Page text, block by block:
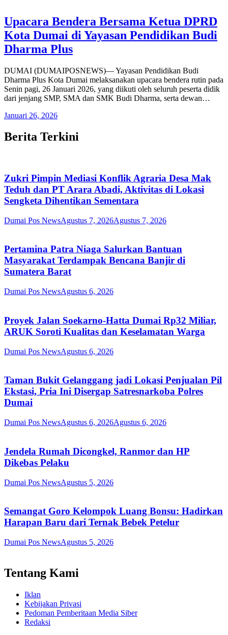
Upacara Bendera Bersama Ketua DPRD
Kota Dumai di Yayasan Pendidikan Budi
Dharma Plus
DUMAI (DUMAIPOSNEWS)— Yayasan Pendidikan Budi
Dharma Plus Kota Dumai melaksanakan upacara bendera rutin pada
Senin pagi, 26 Januari 2026, yang diikuti oleh seluruh peserta didik
dari jenjang SMP, SMA dan SMK Budi Dharma, serta dewan…
Januari 26, 2026
Berita Terkini
Zukri Pimpin Mediasi Konflik Agraria Desa Mak
Teduh dan PT Arara Abadi, Aktivitas di Lokasi
Sengketa Dihentikan Sementara
Dumai Pos NewsAgustus 7, 2026Agustus 7, 2026
Pertamina Patra Niaga Salurkan Bantuan
Masyarakat Terdampak Bencana Banjir di
Sumatera Barat
Dumai Pos NewsAgustus 6, 2026
Proyek Jalan Soekarno-Hatta Dumai Rp32 Miliar,
ARUK Soroti Kualitas dan Keselamatan Warga
Dumai Pos NewsAgustus 6, 2026
Taman Bukit Gelanggang jadi Lokasi Penjualan Pil
Ekstasi, Pria Ini Disergap Satresnarkoba Polres
Dumai
Dumai Pos NewsAgustus 6, 2026Agustus 6, 2026
Jendela Rumah Dicongkel, Ranmor dan HP
Dikebas Pelaku
Dumai Pos NewsAgustus 5, 2026
Semangat Goro Kelompok Luang Bonsu: Hadirkan
Harapan Baru dari Ternak Bebek Petelur
Dumai Pos NewsAgustus 5, 2026
Tentang Kami
Iklan
Kebijakan Privasi
Pedoman Pemberitaan Media Siber
Redaksi